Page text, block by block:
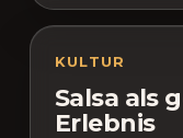
KULTUR
Salsa als
Erlebnis